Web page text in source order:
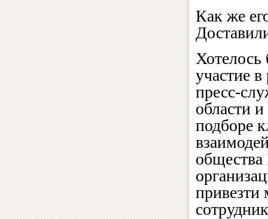
Как же
Хотелось
участие
пресс-
области
подборе
общества